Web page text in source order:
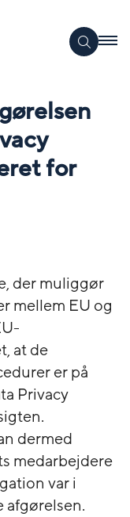
for
der muliggør
mellem EU og
at de
er på
Privacy
dermed
medarbejdere
var i
afgørelsen.